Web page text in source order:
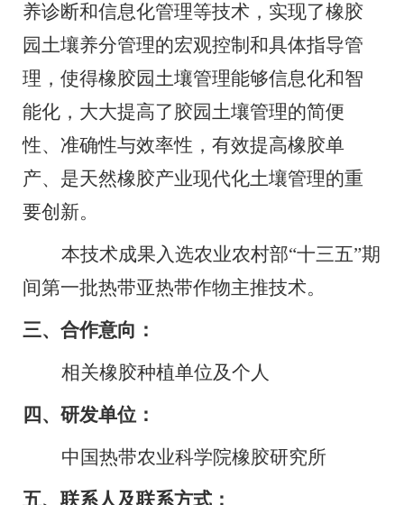
养诊断和信息化管理等技术，实现了橡胶
园土壤养分管理的宏观控制和具体指导管
理，使得橡胶园土壤管理能够信息化和智
能化，大大提高了胶园土壤管理的简便
性、准确性与效率性，有效提高橡胶单
产、是天然橡胶产业现代化土壤管理的重
要创新。
本技术成果入选农业农村部“十三五”期
间第一批热带亚热带作物主推技术。
三、合作意向：
相关橡胶种植单位及个人
四、研发单位：
中国热带农业科学院橡胶研究所
五、联系人及联系方式：